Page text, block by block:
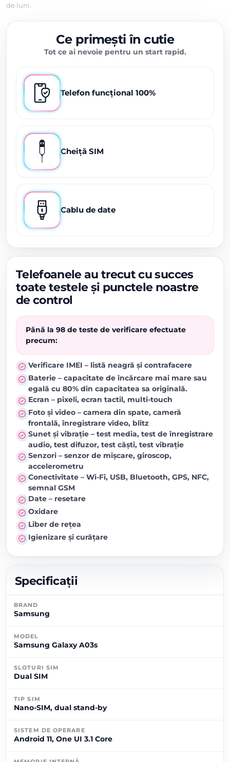
de luni.
Ce primești în cutie
Tot ce ai nevoie pentru un start rapid.
Telefon funcțional 100%
Cheiță SIM
Cablu de date
Telefoanele au trecut cu succes
toate testele și punctele noastre
de control
Până la 98 de teste de verificare efectuate
precum:
Verificare IMEI – listă neagră și contrafacere
Baterie – capacitate de încărcare mai mare sau
egală cu 80% din capacitatea sa originală.
Ecran – pixeli, ecran tactil, multi-touch
Foto și video – camera din spate, cameră
frontală, înregistrare video, blitz
Sunet și vibrație – test media, test de înregistrare
audio, test difuzor, test căști, test vibrație
Senzori – senzor de mișcare, giroscop,
accelerometru
Conectivitate – Wi-Fi, USB, Bluetooth, GPS, NFC,
semnal GSM
Date – resetare
Oxidare
Liber de rețea
Igienizare și curățare
Specificații
BRAND
Samsung
MODEL
Samsung Galaxy A03s
SLOTURI SIM
Dual SIM
TIP SIM
Nano-SIM, dual stand-by
SISTEM DE OPERARE
Android 11, One UI 3.1 Core